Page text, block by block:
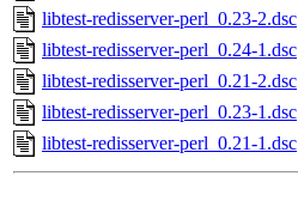
libtest-redisserver-perl_0.23-2.dsc
libtest-redisserver-perl_0.24-1.dsc
libtest-redisserver-perl_0.21-2.dsc
libtest-redisserver-perl_0.23-1.dsc
libtest-redisserver-perl_0.21-1.dsc